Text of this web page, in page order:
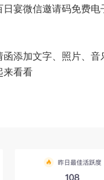
宴微信邀请码免费
添加文字、照片、
来看看